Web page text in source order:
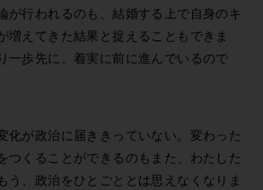
が行われるのも、結婚する上で自身のキ
増えてきた結果と捉えることもできま
一歩先に、着実に前に進んでいるので
化が政治に届ききっていない。変わった
つくることができるのもまた、わたした
う、政治をひとごととは思えなくなりま